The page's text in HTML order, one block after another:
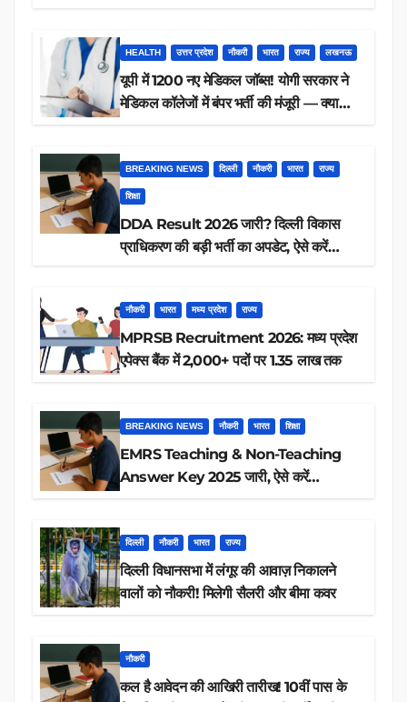
HEALTH उत्तर प्रदेश नौकरी भारत राज्य लखनऊ
यूपी में 1200 नए मेडिकल जॉब्स! योगी सरकार ने
मेडिकल कॉलेजों में बंपर भर्ती की मंजूरी — क्या
BREAKING NEWS दिल्ली नौकरी भारत राज्य
शिक्षा
DDA Result 2026 जारी? दिल्ली विकास
प्राधिकरण की बड़ी भर्ती का अपडेट, ऐसे करें
नौकरी भारत मध्य प्रदेश राज्य
MPRSB Recruitment 2026: मध्य प्रदेश
एपेक्स बैंक में 2,000+ पदों पर 1.35 लाख तक
BREAKING NEWS नौकरी भारत शिक्षा
EMRS Teaching & Non-Teaching
Answer Key 2025 जारी, ऐसे करें
दिल्ली नौकरी भारत राज्य
दिल्ली विधानसभा में लंगूर की आवाज़ निकालने
वालों को नौकरी! मिलेगी सैलरी और बीमा कवर
नौकरी
कल है आवेदन की आखिरी तारीख! 10वीं पास के